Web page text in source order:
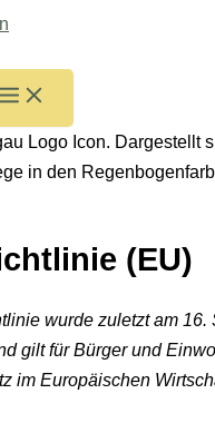
(EU)
wurde zuletzt am 16.
gilt für Bürger und
im Europäischen